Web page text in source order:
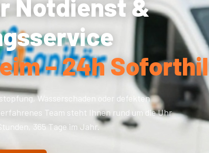
Notdienst &
– 24h
Wasserschaden oder defekten
Team steht Ihnen rund um die Uhr
365 Tage im Jahr.